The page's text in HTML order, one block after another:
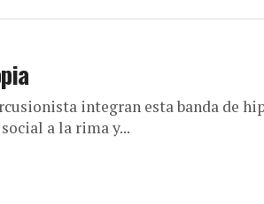
integran esta banda de
a la rima y...